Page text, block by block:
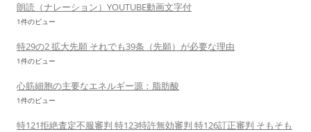
朗読（ナレーション）YOUTUBE動画文字付
1件のビュー
特29の2 拡大先願 それでも39条（先願）が必要な理由
1件のビュー
心筋細胞の主要なエネルギー源：脂肪酸
1件のビュー
特121拒絶査定不服審判 特123特許無効審判 特126訂正審判 そもそも